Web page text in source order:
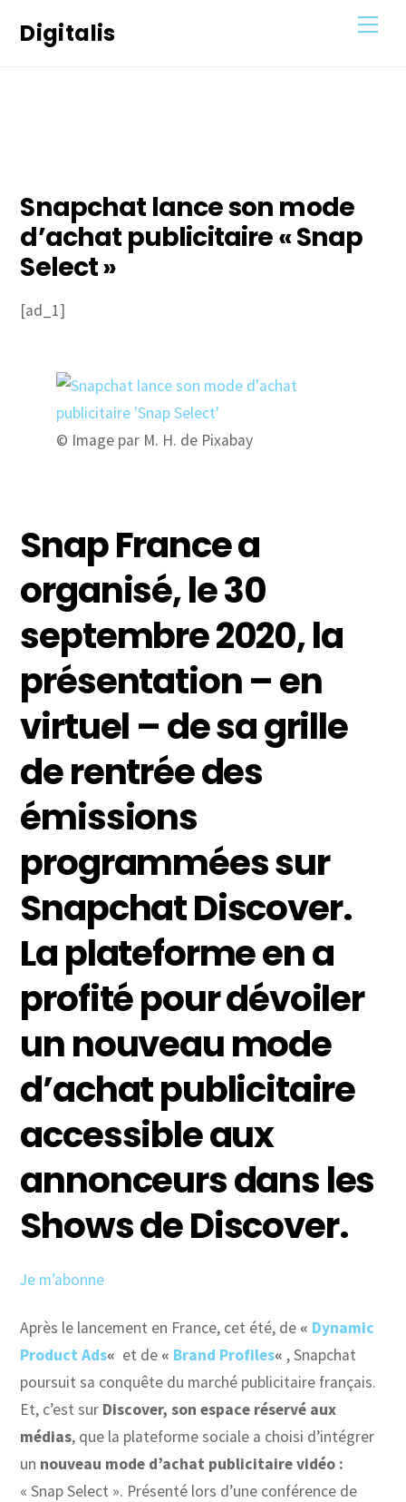
Digitalis
Snapchat lance son mode
d’achat publicitaire « Snap
Select »
[ad_1]
© Image par M. H. de Pixabay
Snap France a
organisé, le 30
septembre 2020, la
présentation – en
virtuel – de sa grille
de rentrée des
émissions
programmées sur
Snapchat Discover.
La plateforme en a
profité pour dévoiler
un nouveau mode
d’achat publicitaire
accessible aux
annonceurs dans les
Shows de Discover.
Je m’abonne
Après le lancement en France, cet été, de « Dynamic
Product Ads« et de « Brand Profiles« , Snapchat
poursuit sa conquête du marché publicitaire français.
Et, c’est sur Discover, son espace réservé aux
médias, que la plateforme sociale a choisi d’intégrer
un nouveau mode d’achat publicitaire vidéo :
« Snap Select ». Présenté lors d’une conférence de